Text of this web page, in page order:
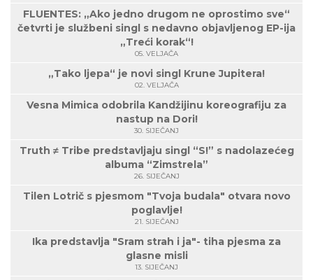
FLUENTES: „Ako jedno drugom ne oprostimo sve“
četvrti je službeni singl s nedavno objavljenog EP-ija
„Treći korak“!
05. VELJAČA
„Tako ljepa“ je novi singl Krune Jupitera!
02. VELJAČA
Vesna Mimica odobrila Kandžijinu koreografiju za
nastup na Dori!
30. SIJEČANJ
Truth ≠ Tribe predstavljaju singl “S!” s nadolazećeg
albuma “Zimstrela”
26. SIJEČANJ
Tilen Lotrič s pjesmom "Tvoja budala" otvara novo
poglavlje!
21. SIJEČANJ
Ika predstavlja "Sram strah i ja"- tiha pjesma za
glasne misli
13. SIJEČANJ